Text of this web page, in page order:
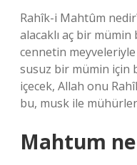
Rahîk-i Mahtûm
alacaklı aç bir
cennetin
susuz bir mümin için
içecek, Allah onu
bu, musk ile
Mahtum